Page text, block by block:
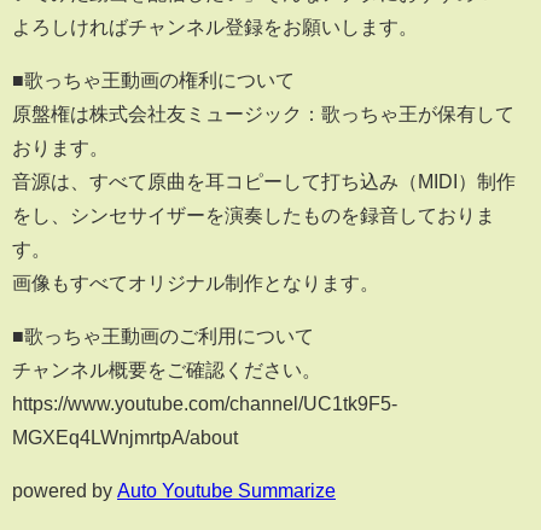
よろしければチャンネル登録をお願いします。
■歌っちゃ王動画の権利について
原盤権は株式会社友ミュージック：歌っちゃ王が保有して
おります。
音源は、すべて原曲を耳コピーして打ち込み（MIDI）制作
をし、シンセサイザーを演奏したものを録音しておりま
す。
画像もすべてオリジナル制作となります。
■歌っちゃ王動画のご利用について
チャンネル概要をご確認ください。
https://www.youtube.com/channel/UC1tk9F5-
MGXEq4LWnjmrtpA/about
powered by Auto Youtube Summarize